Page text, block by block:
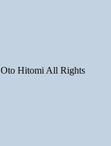
Hitomi All Rights